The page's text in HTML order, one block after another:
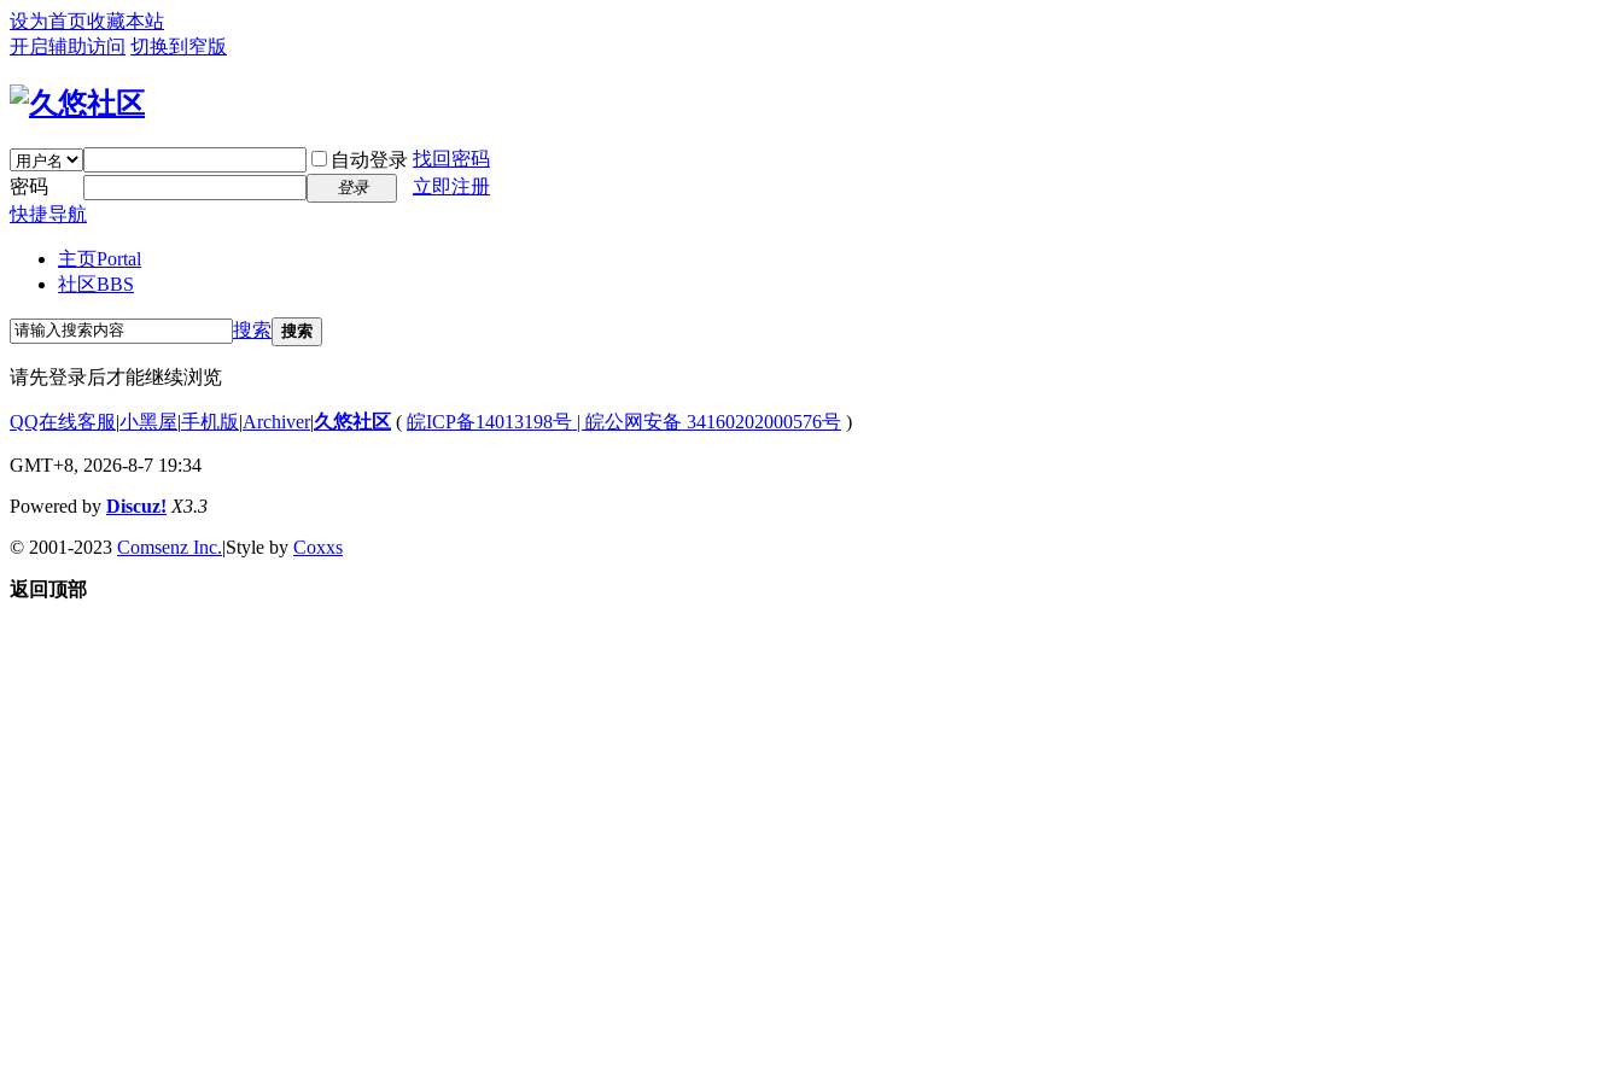
设为首页收藏本站
开启辅助访问 切换到窄版
自动登录 找回密码
密码
登录
立即注册
快捷导航
主页Portal
社区BBS
搜索 搜索
请先登录后才能继续浏览
QQ在线客服|小黑屋|手机版|Archiver|久悠社区 ( 皖ICP备14013198号 | 皖公网安备 34160202000576号 )
GMT+8, 2026-8-7 19:34
Powered by Discuz! X3.3
© 2001-2023 Comsenz Inc.|Style by Coxxs
返回顶部